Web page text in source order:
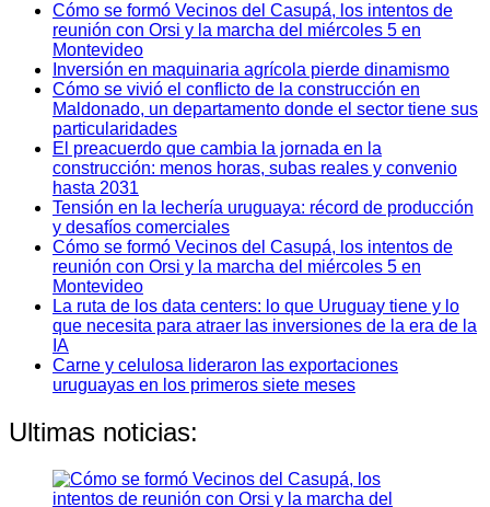
Cómo se formó Vecinos del Casupá, los intentos de
reunión con Orsi y la marcha del miércoles 5 en
Montevideo
Inversión en maquinaria agrícola pierde dinamismo
Cómo se vivió el conflicto de la construcción en
Maldonado, un departamento donde el sector tiene sus
particularidades
El preacuerdo que cambia la jornada en la
construcción: menos horas, subas reales y convenio
hasta 2031
Tensión en la lechería uruguaya: récord de producción
y desafíos comerciales
Cómo se formó Vecinos del Casupá, los intentos de
reunión con Orsi y la marcha del miércoles 5 en
Montevideo
La ruta de los data centers: lo que Uruguay tiene y lo
que necesita para atraer las inversiones de la era de la
IA
Carne y celulosa lideraron las exportaciones
uruguayas en los primeros siete meses
Ultimas noticias: